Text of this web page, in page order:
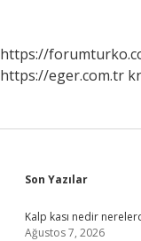
https://
https://eger.com.tr
Sidebar
Son Yazılar
Kalp kası nedir
Ağustos 7, 2026